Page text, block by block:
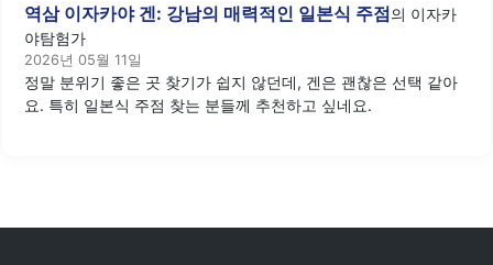
역삼 이자카야 겐: 강남의 매력적인 일본식 주점의 이자카
야탐험가
2026년 05월 11일
정말 분위기 좋은 곳 찾기가 쉽지 않던데, 겐은 괜찮은 선택 같아
요. 특히 일본식 주점 찾는 분들께 추천하고 싶네요.